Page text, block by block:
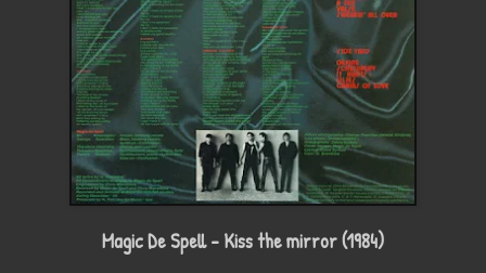
Magic De Spell - Kiss the mirror (1984)